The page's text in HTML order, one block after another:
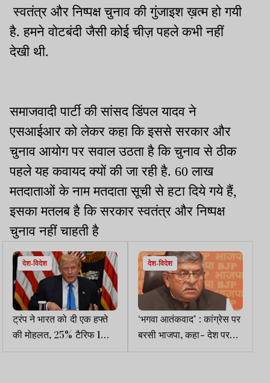
स्वतंत्र और निष्पक्ष चुनाव की गुंजाइश ख़त्म हो गयी
है. हमने वोटबंदी जैसी कोई चीज़ पहले कभी नहीं
देखी थी.
समाजवादी पार्टी की सांसद डिंपल यादव ने
एसआईआर को लेकर कहा कि इससे सरकार और
चुनाव आयोग पर सवाल उठता है कि चुनाव से ठीक
पहले यह कवायद क्यों की जा रही है. 60 लाख
मतदाताओं के नाम मतदाता सूची से हटा दिये गये हैं,
इसका मतलब है कि सरकार स्वतंत्र और निष्पक्ष
चुनाव नहीं चाहती है
देश-विदेश
ट्रंप ने भारत को दी एक हफ्ते
की मोहलत, 25% टैरिफ 1
अगस्त से नहीं, 7 अगस्त से
देश-विदेश
‘भगवा आतंकवाद’ : कांग्रेस पर
बरसी भाजपा, कहा- देश पर
थोपे गए झूठ का हुआ पर्दाफाश